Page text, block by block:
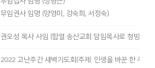
무임권사 임명 (양영미, 강숙희, 서정숙)
권오성 목사 사임 (함열 송산교회 담임목사로 청빙-7/
2022 고난주간 새벽기도회(주제: 인생을 바꾼 한 주간)